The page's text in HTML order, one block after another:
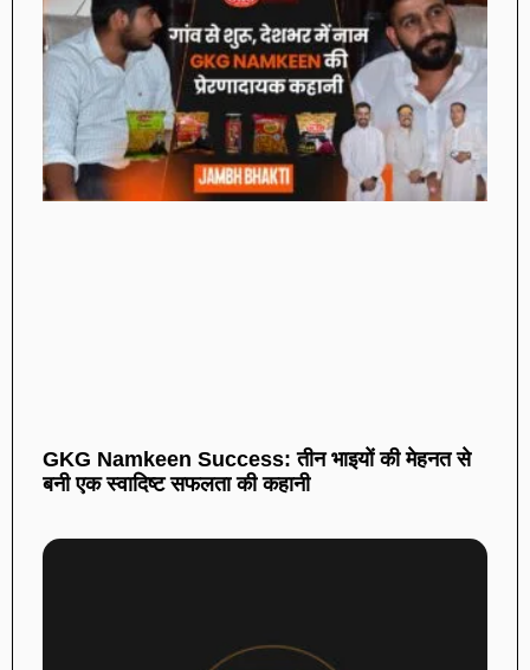
GKG Namkeen Success: तीन भाइयों की मेहनत से
बनी एक स्वादिष्ट सफलता की कहानी